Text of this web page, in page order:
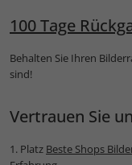
100 Tage
Behalten Sie Ihren
sind!
Vertrauen Sie
1. Platz Beste Shops